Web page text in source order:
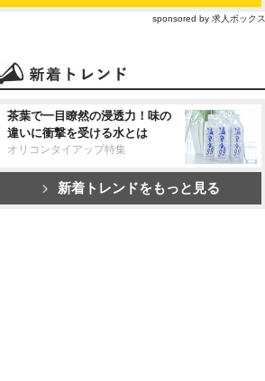
sponsored by 求人ボックス
茶葉で一目瞭然の浸透力！味の
違いに衝撃を受ける水とは
オリコンタイアップ特集
新着トレンドをもっと見る